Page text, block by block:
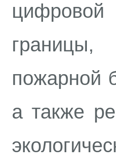
цифровой
границы,
пожарной
а также